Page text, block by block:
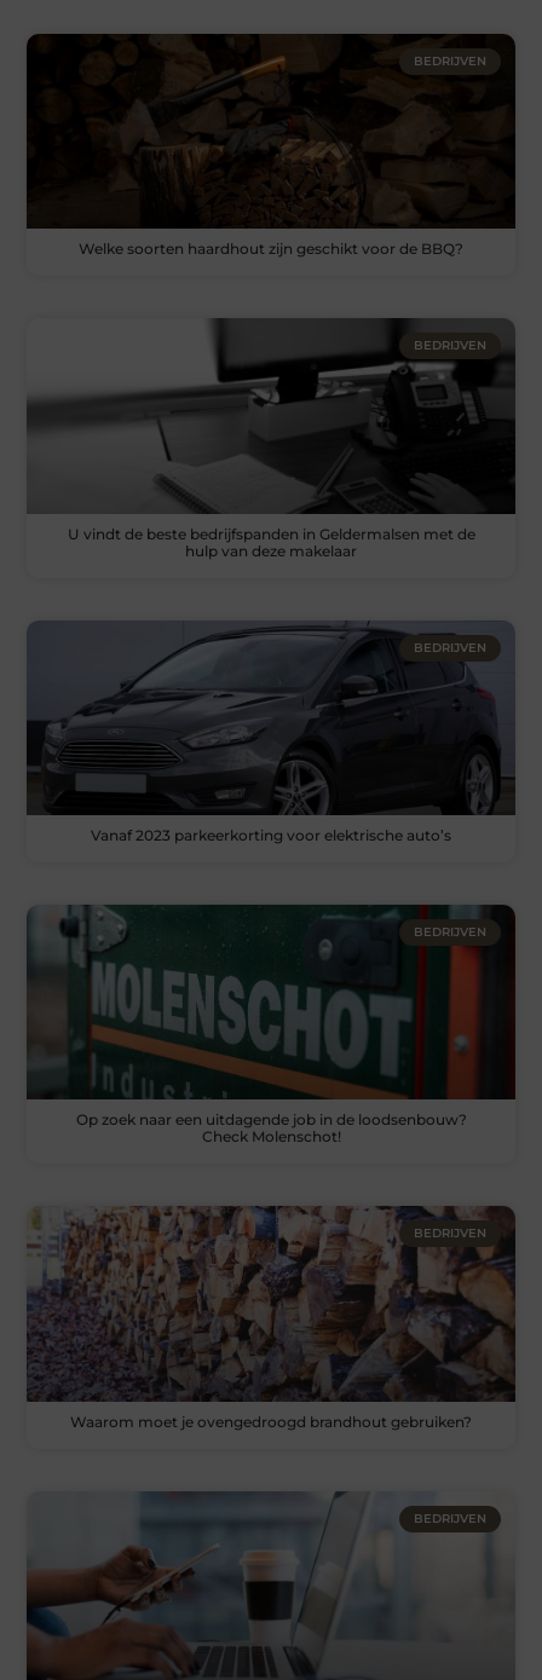
BEDRIJVEN
Welke soorten haardhout zijn geschikt voor de BBQ?
BEDRIJVEN
U vindt de beste bedrijfspanden in Geldermalsen met de
hulp van deze makelaar
BEDRIJVEN
Vanaf 2023 parkeerkorting voor elektrische auto’s
BEDRIJVEN
Op zoek naar een uitdagende job in de loodsenbouw?
Check Molenschot!
BEDRIJVEN
Waarom moet je ovengedroogd brandhout gebruiken?
BEDRIJVEN